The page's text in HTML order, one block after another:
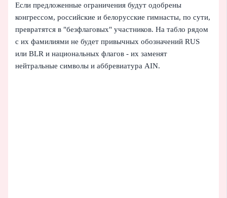
Если предложенные ограничения будут одобрены
конгрессом, российские и белорусские гимнасты, по сути,
превратятся в "безфлаговых" участников. На табло рядом
с их фамилиями не будет привычных обозначений RUS
или BLR и национальных флагов - их заменят
нейтральные символы и аббревиатура AIN.